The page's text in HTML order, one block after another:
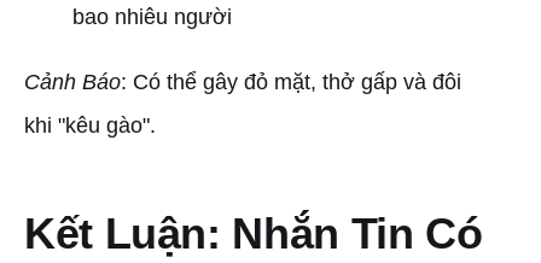
bao nhiêu người
Cảnh Báo: Có thể gây đỏ mặt, thở gấp và đôi
khi "kêu gào".
Kết Luận: Nhắn Tin Có